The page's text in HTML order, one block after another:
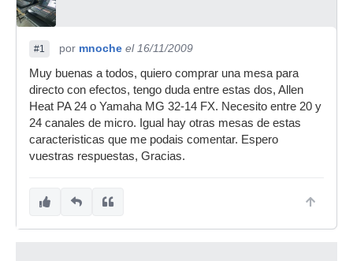
#1 por mnoche el 16/11/2009
Muy buenas a todos, quiero comprar una mesa para
directo con efectos, tengo duda entre estas dos, Allen
Heat PA 24 o Yamaha MG 32-14 FX. Necesito entre 20 y
24 canales de micro. Igual hay otras mesas de estas
caracteristicas que me podais comentar. Espero
vuestras respuestas, Gracias.